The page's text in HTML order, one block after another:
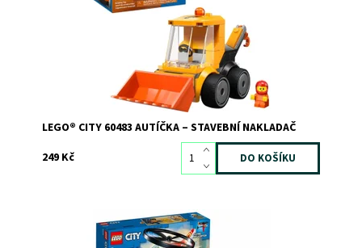
Dostupnost:
Skladem>3
LEGO® CITY 60483 AUTÍČKA – STAVEBNÍ NAKLADAČ
249 Kč
Hasičská akční hračka pro děti s létajícím vrtulníkem!